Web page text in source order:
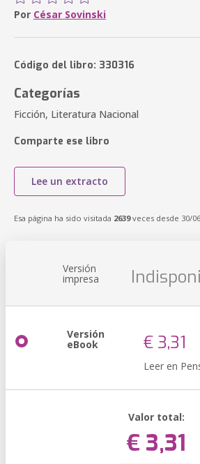
Por César Sovinski
Código del libro: 330316
Categorías
Ficción, Literatura Nacional
Comparte ese libro
Lee un extracto
Esa página ha sido visitada 2639veces desde 30/
Versión
impresa
Versión
eBook € 3,31
Leer en
Valor total:
€ 3,31